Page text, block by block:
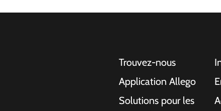
Trouvez-nous
Application Allego
Solutions pour les